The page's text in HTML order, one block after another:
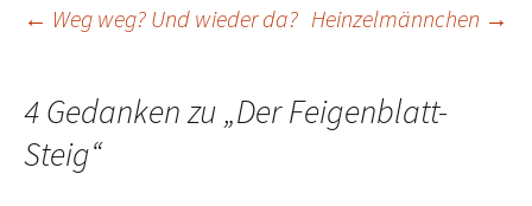
Beitrags-
Navigation
← Weg weg? Und wieder da? Heinzelmännchen →
4 Gedanken zu „Der Feigenblatt-
Steig“